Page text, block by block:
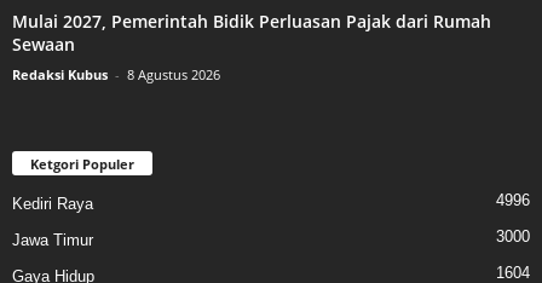
Mulai 2027, Pemerintah Bidik Perluasan Pajak dari Rumah
Sewaan
Redaksi Kubus - 8 Agustus 2026
Ketgori Populer
Kediri Raya 4996
Jawa Timur 3000
Gaya Hidup 1604